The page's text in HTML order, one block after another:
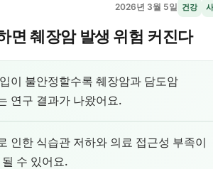
2026년 3월 5일 건강
면 췌장암 발생 위험 커진다
이 불안정할수록 췌장암과 담도암
연구 결과가 나왔어요.
인한 식습관 저하와 의료 접근성 부족이
수 있어요.